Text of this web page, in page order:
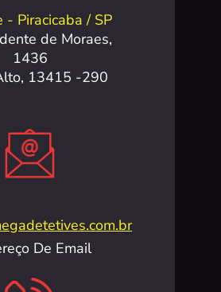
- Piracicaba / SP
de Moraes,
1436
13415 -290
De Email